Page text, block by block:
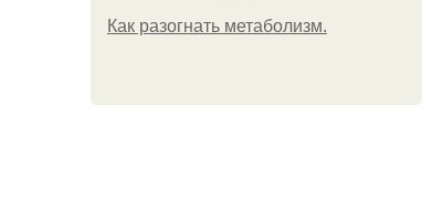
Как разогнать метаболизм.